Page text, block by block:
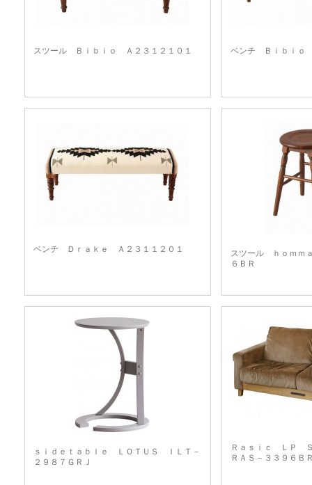
スツール Ｂｉｂｉｏ Ａ２３１２１０１ ベンチ Ｂｉｂｉｏ
ベンチ Ｄｒａｋｅ Ａ２３１１２０１
スツール ｈｏｍｍ
６ＢＲ
ｓｉｄｅｔａｂｌｅ ＬＯＴＵＳ ＩＬＴ－
２９８７ＧＲＪ
Ｒａｓｉｃ ＬＰ
ＲＡＳ－３３９６Ｂ